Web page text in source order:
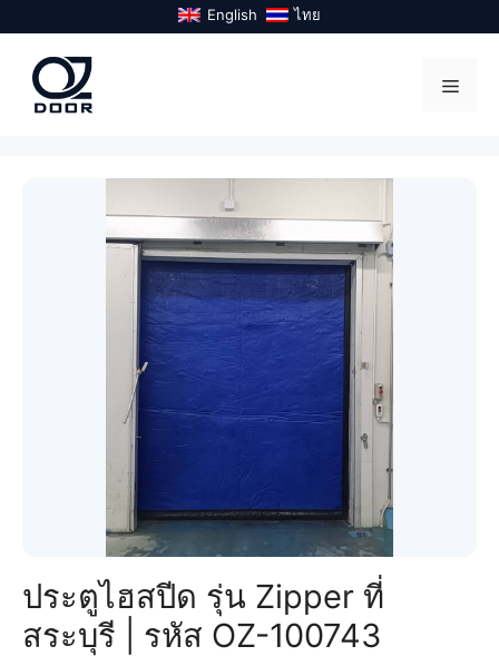
to
content
English ไทย
ประตูไฮสปีด รุ่น Zipper ที่
สระบุรี | รหัส OZ-100743